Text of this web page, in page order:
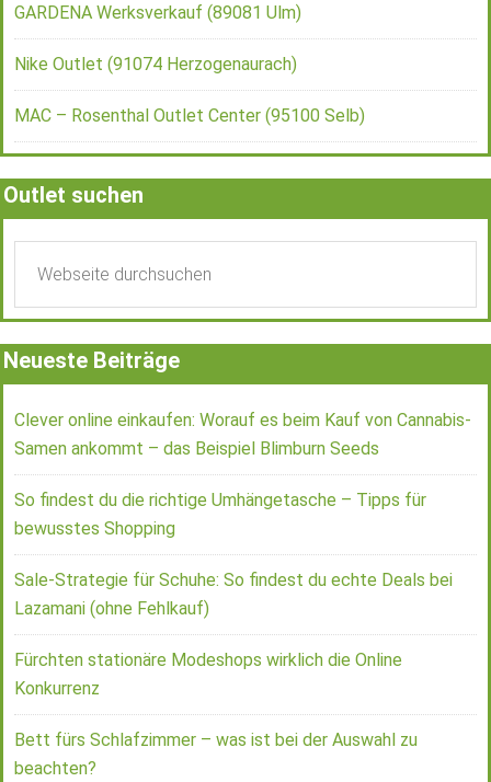
GARDENA Werksverkauf (89081 Ulm)
Nike Outlet (91074 Herzogenaurach)
MAC – Rosenthal Outlet Center (95100 Selb)
Outlet suchen
Neueste Beiträge
Clever online einkaufen: Worauf es beim Kauf von Cannabis-
Samen ankommt – das Beispiel Blimburn Seeds
So findest du die richtige Umhängetasche – Tipps für
bewusstes Shopping
Sale-Strategie für Schuhe: So findest du echte Deals bei
Lazamani (ohne Fehlkauf)
Fürchten stationäre Modeshops wirklich die Online
Konkurrenz
Bett fürs Schlafzimmer – was ist bei der Auswahl zu
beachten?